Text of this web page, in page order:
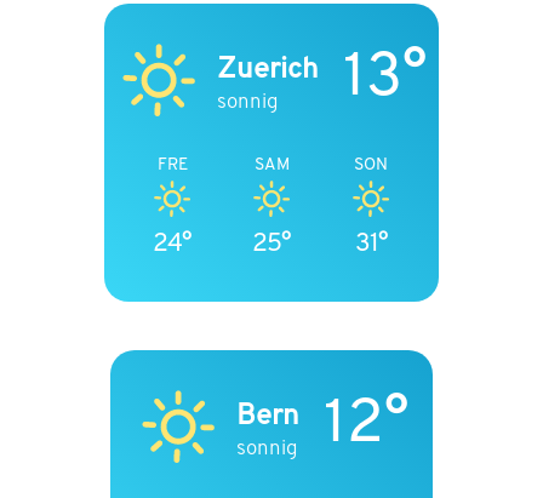
Zuerich
sonnig 13°
FRE
24°
SAM
25°
SON
31°
Bern
sonnig 12°